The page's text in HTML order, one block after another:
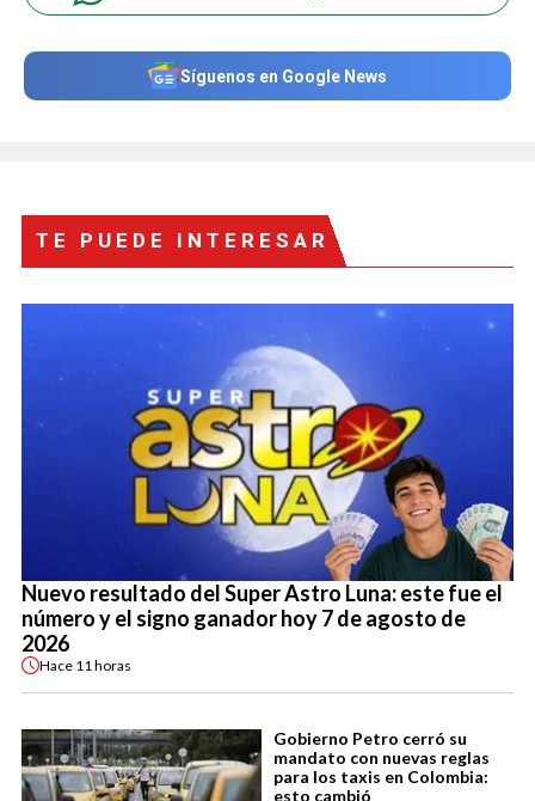
Síguenos en Google News
TE PUEDE INTERESAR
Nuevo resultado del Super Astro Luna: este fue el
número y el signo ganador hoy 7 de agosto de
2026
Hace 11 horas
Gobierno Petro cerró su
mandato con nuevas reglas
para los taxis en Colombia:
esto cambió